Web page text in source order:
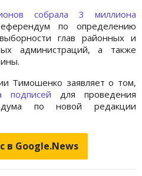
собрала 3 миллиона
по определению
глав районных и
администраций, а также
Тимошенко заявляет о том,
подписей для проведения
по новой редакции
в Google.News